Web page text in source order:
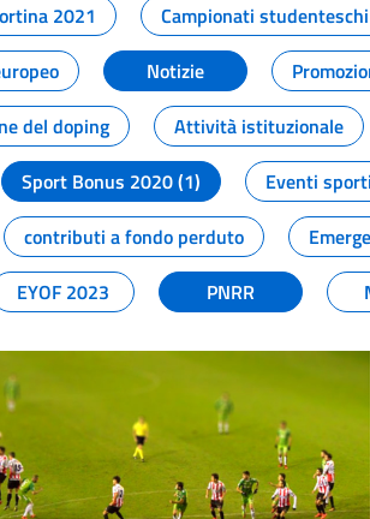
2021 Campionati
Notizie
del doping Attività istituzionale
Sport Bonus 2020 (1) Eventi
contributi a fondo perduto
EYOF 2023 PNRR